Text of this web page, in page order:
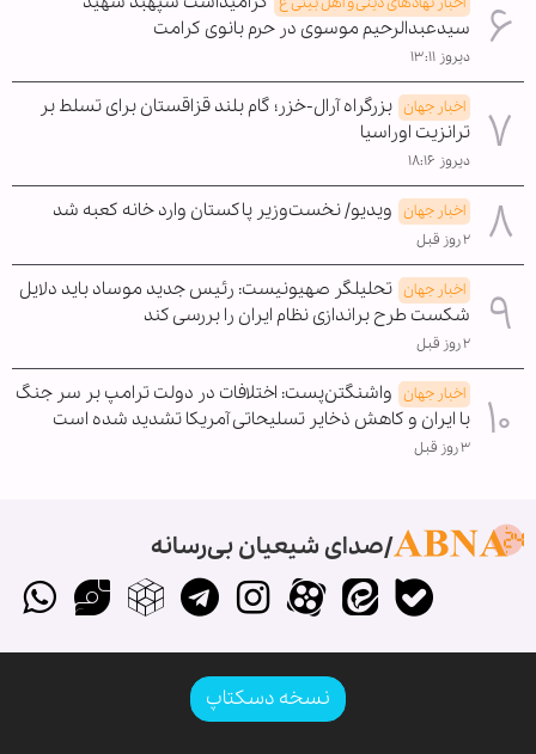
سیدعبدالرحیم موسوی در حرم بانوی کرامت
دیروز ۱۳:۱۱
اخبار جهان بزرگراه آرال-خزر؛ گام بلند قزاقستان برای تسلط بر
ترانزیت اوراسیا
دیروز ۱۸:۱۶
اخبار جهان ویدیو/ نخست‌وزیر پاکستان وارد خانه کعبه شد
۲ روز قبل
اخبار جهان تحلیلگر صهیونیست: رئیس جدید موساد باید دلایل
شکست طرح براندازی نظام ایران را بررسی کند
۲ روز قبل
اخبار جهان واشنگتن‌پست: اختلافات در دولت ترامپ بر سر جنگ
با ایران و کاهش ذخایر تسلیحاتی آمریکا تشدید شده است
۳ روز قبل
صدای شیعیان بی‌رسانه
نسخه دسکتاپ